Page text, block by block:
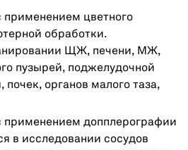
применением цветного
обработки.
ЩЖ, печени, МЖ,
пузырей, поджелудочной
органов малого таза,
применением допплерографии
в исследовании сосудов